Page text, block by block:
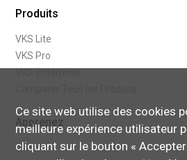
Ce site web utilise des cookies
meilleure expérience utilisateur
cliquant sur le bouton «
Produits
VKS Lite
VKS Pro
Apprenez
Blogue